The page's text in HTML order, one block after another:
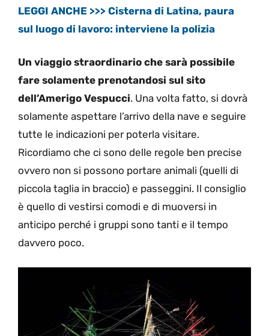
LEGGI ANCHE >>> Cisterna di Latina, paura
sul luogo di lavoro: interviene la polizia
Un viaggio straordinario che sarà possibile
fare solamente prenotandosi sul sito
dell’Amerigo Vespucci. Una volta fatto, si dovrà
solamente aspettare l’arrivo della nave e seguire
tutte le indicazioni per poterla visitare.
Ricordiamo che ci sono delle regole ben precise
ovvero non si possono portare animali (quelli di
piccola taglia in braccio) e passeggini. Il consiglio
è quello di vestirsi comodi e di muoversi in
anticipo perché i gruppi sono tanti e il tempo
davvero poco.